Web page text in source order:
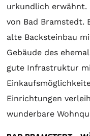
urkundlich erwähnt.
von Bad Bramstedt.
alte Backsteinbau
Gebäude des
gute Infrastruktur
Einrichtungen
wunderbare